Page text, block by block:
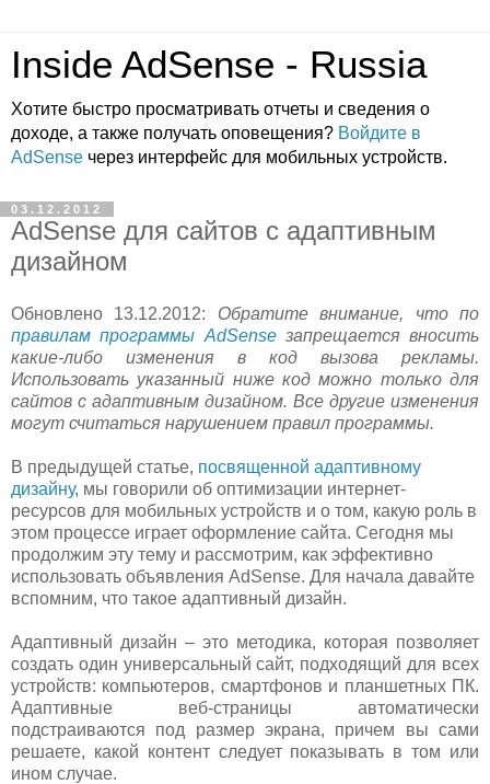
Inside AdSense - Russia
Хотите быстро просматривать отчеты и сведения о
доходе, а также получать оповещения? Войдите в
AdSense через интерфейс для мобильных устройств.
03.12.2012
AdSense для сайтов с адаптивным
дизайном
Обновлено 13.12.2012: Обратите внимание, что по
правилам программы AdSenseзапрещается вносить
какие-либо изменения в код вызова рекламы.
Использовать указанный ниже код можно только для
сайтов с адаптивным дизайном. Все другие изменения
могут считаться нарушением правил программы.
В предыдущей статье, посвященной адаптивному
дизайну, мы говорили об оптимизации интернет-
ресурсов для мобильных устройств и о том, какую роль в
этом процессе играет оформление сайта. Сегодня мы
продолжим эту тему и рассмотрим, как эффективно
использовать объявления AdSense. Для начала давайте
вспомним, что такое адаптивный дизайн.
Адаптивный дизайн – это методика, которая позволяет
создать один универсальный сайт, подходящий для всех
устройств: компьютеров, смартфонов и планшетных ПК.
Адаптивные веб-страницы автоматически
подстраиваются под размер экрана, причем вы сами
решаете, какой контент следует показывать в том или
ином случае.